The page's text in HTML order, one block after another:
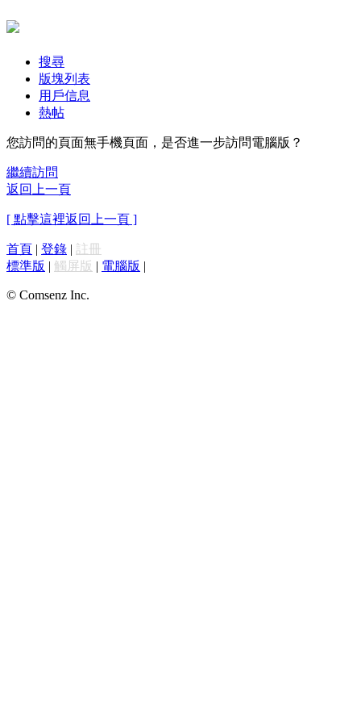
搜尋
版塊列表
用戶信息
熱帖
您訪問的頁面無手機頁面，是否進一步訪問電腦版？
繼續訪問
返回上一頁
[ 點擊這裡返回上一頁 ]
首頁 | 登錄 | 註冊
標準版 | 觸屏版 | 電腦版 |
© Comsenz Inc.